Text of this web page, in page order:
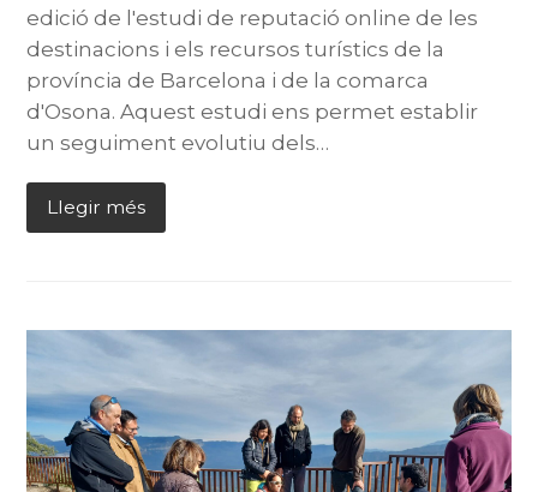
edició de l'estudi de reputació online de les
destinacions i els recursos turístics de la
província de Barcelona i de la comarca
d'Osona. Aquest estudi ens permet establir
un seguiment evolutiu dels…
Llegir més